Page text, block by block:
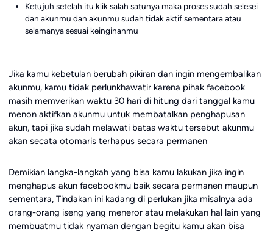
Ketujuh setelah itu klik salah satunya maka proses sudah selesei
dan akunmu dan akunmu sudah tidak aktif sementara atau
selamanya sesuai keinginanmu
Jika kamu kebetulan berubah pikiran dan ingin mengembalikan
akunmu, kamu tidak perlunkhawatir karena pihak facebook
masih memverikan waktu 30 hari di hitung dari tanggal kamu
menon aktifkan akunmu untuk membatalkan penghapusan
akun, tapi jika sudah melawati batas waktu tersebut akunmu
akan secata otomaris terhapus secara permanen
Demikian langka-langkah yang bisa kamu lakukan jika ingin
menghapus akun facebookmu baik secara permanen maupun
sementara, Tindakan ini kadang di perlukan jika misalnya ada
orang-orang iseng yang meneror atau melakukan hal lain yang
membuatmu tidak nyaman dengan begitu kamu akan bisa